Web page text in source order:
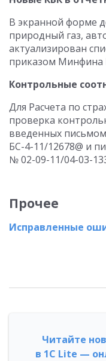
В экранной форме
природный газ,
актуализирован
приказом Минфина
Контрольные
Для Расчета по
проверка
введенных
БС-4-11/12678@ и
№ 02-09-11/04-03-
Прочее
Исправленные
Читайте
в 1С Lite —